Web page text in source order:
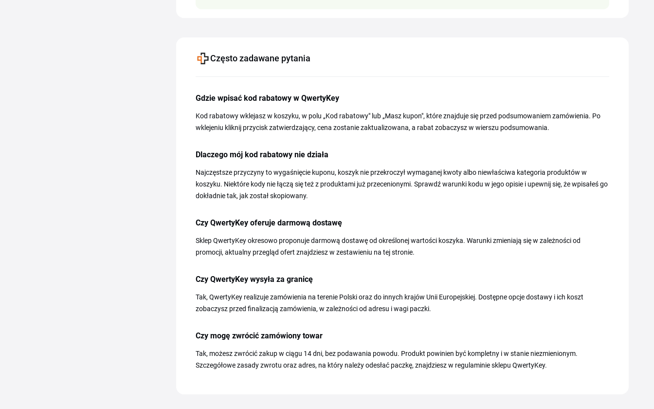
Często zadawane pytania
Gdzie wpisać kod rabatowy w QwertyKey
Kod rabatowy wklejasz w koszyku, w polu „Kod rabatowy" lub „Masz kupon", które znajduje się przed podsumowaniem zamówienia. Po
wklejeniu kliknij przycisk zatwierdzający, cena zostanie zaktualizowana, a rabat zobaczysz w wierszu podsumowania.
Dlaczego mój kod rabatowy nie działa
Najczęstsze przyczyny to wygaśnięcie kuponu, koszyk nie przekroczył wymaganej kwoty albo niewłaściwa kategoria produktów w
koszyku. Niektóre kody nie łączą się też z produktami już przecenionymi. Sprawdź warunki kodu w jego opisie i upewnij się, że wpisałeś go
dokładnie tak, jak został skopiowany.
Czy QwertyKey oferuje darmową dostawę
Sklep QwertyKey okresowo proponuje darmową dostawę od określonej wartości koszyka. Warunki zmieniają się w zależności od
promocji, aktualny przegląd ofert znajdziesz w zestawieniu na tej stronie.
Czy QwertyKey wysyła za granicę
Tak, QwertyKey realizuje zamówienia na terenie Polski oraz do innych krajów Unii Europejskiej. Dostępne opcje dostawy i ich koszt
zobaczysz przed finalizacją zamówienia, w zależności od adresu i wagi paczki.
Czy mogę zwrócić zamówiony towar
Tak, możesz zwrócić zakup w ciągu 14 dni, bez podawania powodu. Produkt powinien być kompletny i w stanie niezmienionym.
Szczegółowe zasady zwrotu oraz adres, na który należy odesłać paczkę, znajdziesz w regulaminie sklepu QwertyKey.